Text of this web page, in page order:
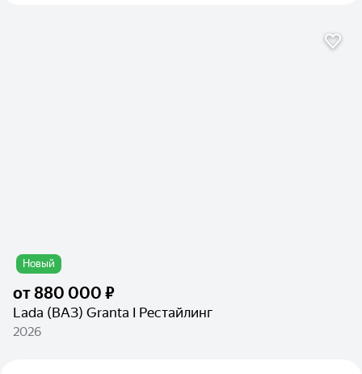
Новый
от880 000 ₽
Lada (ВАЗ) Granta I Рестайлинг
2026